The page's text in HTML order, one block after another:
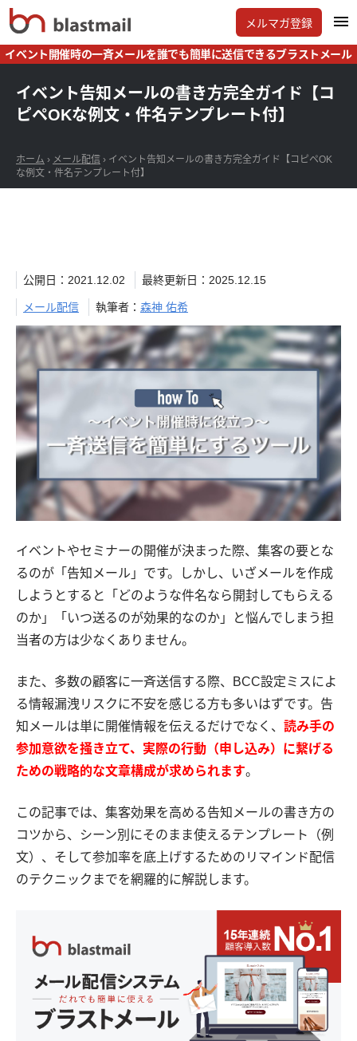
メルマガ登録
イベント開催時の一斉メールを誰でも簡単に送信できるブラストメール
イベント告知メールの書き方完全ガイド【コ
ピペOKな例文・件名テンプレート付】
ホーム › メール配信 › イベント告知メールの書き方完全ガイド【コピペOK
な例文・件名テンプレート付】
公開日：2021.12.02 最終更新日：2025.12.15
メール配信 執筆者： 森神 佑希
イベントやセミナーの開催が決まった際、集客の要とな
るのが「告知メール」です。しかし、いざメールを作成
しようとすると「どのような件名なら開封してもらえる
のか」「いつ送るのが効果的なのか」と悩んでしまう担
当者の方は少なくありません。
また、多数の顧客に一斉送信する際、BCC設定ミスによ
る情報漏洩リスクに不安を感じる方も多いはずです。告
知メールは単に開催情報を伝えるだけでなく、 読み手の
参加意欲を掻き立て、実際の行動（申し込み）に繋げる
ための戦略的な文章構成が求められます。
この記事では、集客効果を高める告知メールの書き方の
コツから、シーン別にそのまま使えるテンプレート（例
文）、そして参加率を底上げするためのリマインド配信
のテクニックまでを網羅的に解説します。